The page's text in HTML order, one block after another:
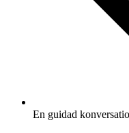
En guidad